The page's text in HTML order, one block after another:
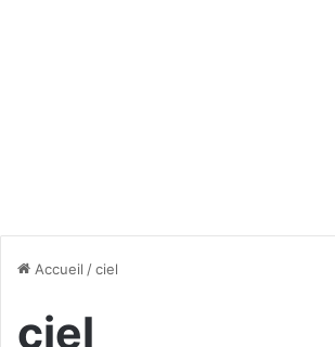
Accueil /ciel
ciel